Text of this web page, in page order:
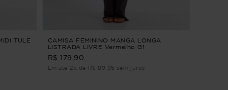
TULE
CAMISA FEMININO MANGA LONGA
LISTRADA LIVRE Vermelho G1
R$ 179,90
Em até 2x de R$ 89,95 sem juros